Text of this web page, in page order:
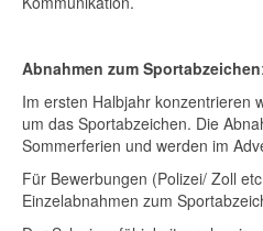
Abnahmen zum Sportabzeichen:
Im ersten Halbjahr konzentrieren
um das Sportabzeichen. Die
Sommerferien und werden im
Für Bewerbungen (Polizei/ Zoll
Einzelabnahmen zum